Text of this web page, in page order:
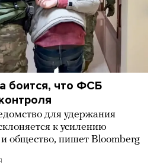
боится, что ФСБ
для удержания
к усилению
общество, пишет Bloomberg